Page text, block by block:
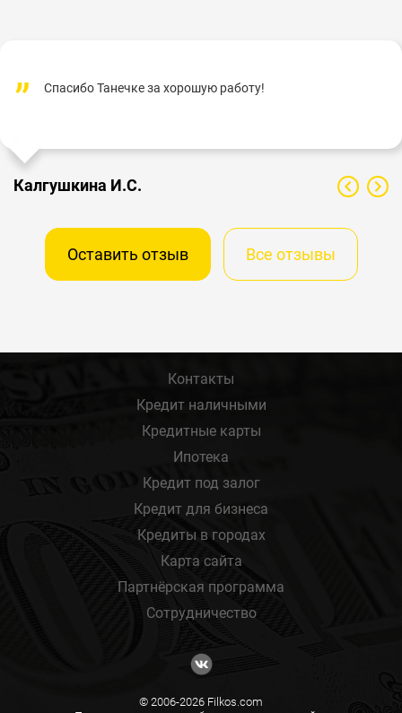
Спасибо Танечке за хорошую работу!
Калгушкина И.С.
Оставить отзыв Все отзывы
Контакты
Кредит наличными
Кредитные карты
Ипотека
Кредит под залог
Кредит для бизнеса
Кредиты в городах
Карта сайта
Партнёрская программа
Сотрудничество
© 2006-2026 Filkos.com